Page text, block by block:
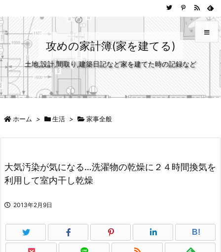
攻めの家計簿(家を建てる)
土地,設計,間取り,建築日記など家を建てた時の記録など メニュ
サイド
次へ
検索
ホーム > 生活 > 家事全般
大気汚染が気になる…洗濯物の乾燥に２４時間換気を
利用して室内干し乾燥
2013年2月9日
B!